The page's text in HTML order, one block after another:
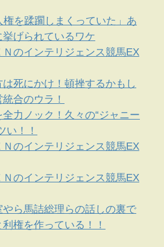
権を蹂躙しまくっていた」あ
げられているワケ
Ｎのインテリジェンス競馬EX
死にかけ！頓挫するかもし
合のウラ！
力ノック！久々の“ジャニー
い！！
Ｎのインテリジェンス競馬EX
Ｎのインテリジェンス競馬EX
やら馬詰総理らの話しの裏で
権を作っている！！